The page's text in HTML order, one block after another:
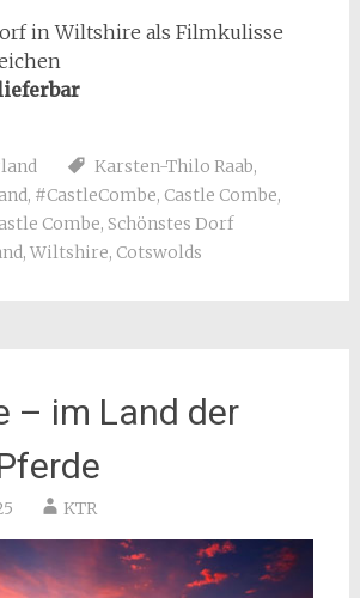
in Wiltshire als Filmkulisse
Karsten-Thilo Raab,
, #CastleCombe, Castle Combe,
Combe, Schönstes Dorf
, Wiltshire, Cotswolds
– im Land der
KTR